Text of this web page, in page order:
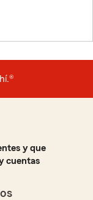
y que
cuentas